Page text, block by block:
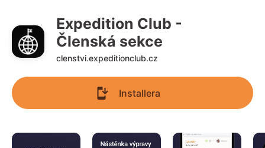
Expedition Club -
Členská sekce
clenstvi.expeditionclub.cz
Installera